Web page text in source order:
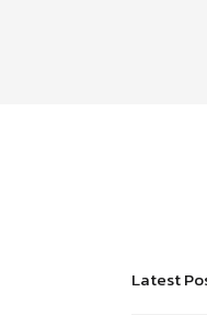
Latest